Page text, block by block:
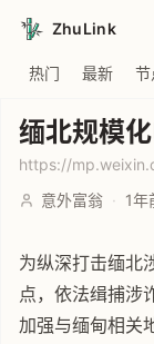
ZhuLink
热门 最新 节
缅北规模
https://
意外富翁 · 1年
为纵深打击缅北
点，依法缉捕涉
加强与缅甸相关